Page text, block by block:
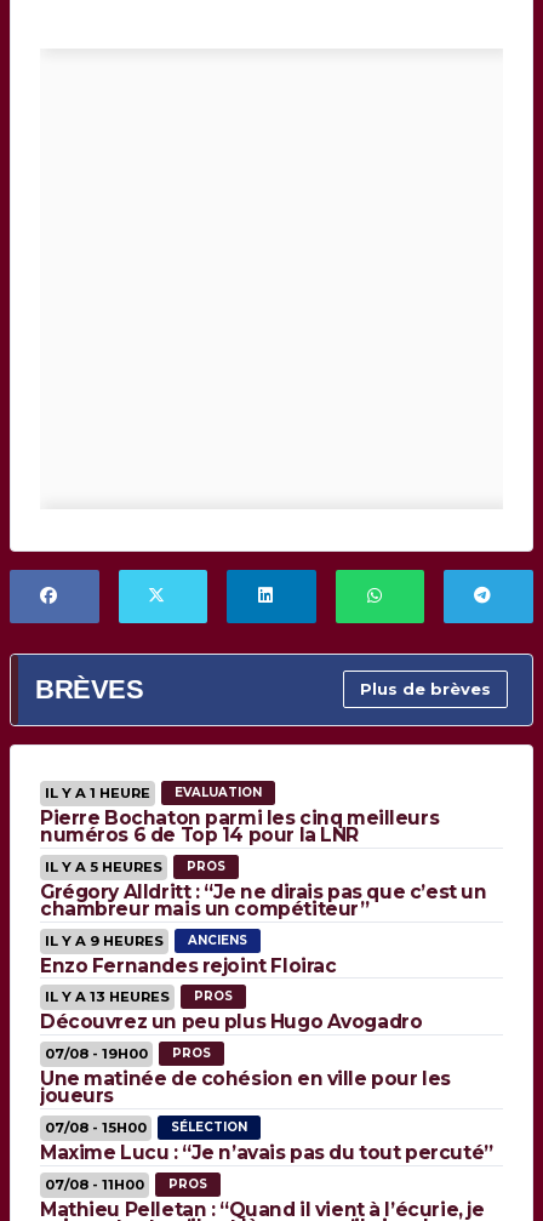
BRÈVES Plus de brèves
IL Y A 1 HEURE EVALUATION
Pierre Bochaton parmi les cinq meilleurs
numéros 6 de Top 14 pour la LNR
IL Y A 5 HEURES PROS
Grégory Alldritt : “Je ne dirais pas que c’est un
chambreur mais un compétiteur”
IL Y A 9 HEURES ANCIENS
Enzo Fernandes rejoint Floirac
IL Y A 13 HEURES PROS
Découvrez un peu plus Hugo Avogadro
07/08 - 19H00 PROS
Une matinée de cohésion en ville pour les
joueurs
07/08 - 15H00 SÉLECTION
Maxime Lucu : “Je n’avais pas du tout percuté”
07/08 - 11H00 PROS
Mathieu Pelletan : “Quand il vient à l’écurie, je